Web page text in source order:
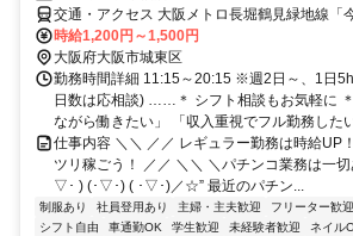
交通・アクセス 大阪メトロ長堀鶴見緑地線「
分
時給1,200円～1,500円
大阪府大阪市城東区
勤務時間詳細 11:15～20:15 ※週2日～、1日
日数は応相談) ……＊ シフト相談もお気軽に
ながら働きたい」 「収入重視でフル勤務した
仕事内容 ＼＼ ／／ レギュラー勤務は時給UP
ツリ稼ごう！ ／／ ＼＼ ＼パチンコ業務は一
▽･ ) (･▽･) ( ･▽･)／☆” 最近のパチン...
制服あり 社員登用あり 主婦・主夫歓迎 フリーター歓迎
シフト自由
車通勤OK 学生歓迎 未経験者歓迎 ネイル